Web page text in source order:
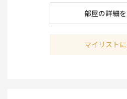
部屋の詳細
マイリスト